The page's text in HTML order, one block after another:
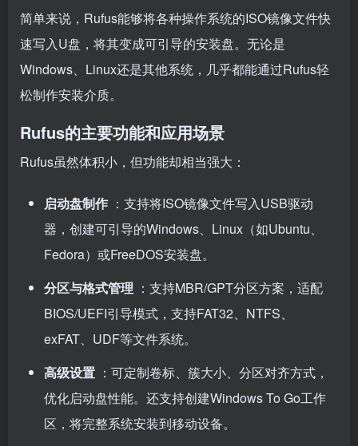
简单来说，Rufus能够将各种操作系统的ISO镜像文件快
速写入U盘，将其变成可引导的安装盘。无论是
Windows、Linux还是其他系统，几乎都能通过Rufus轻
松制作安装介质。
Rufus的主要功能和应用场景
Rufus虽然体积小，但功能却相当强大：
启动盘制作 ：支持将ISO镜像文件写入USB驱动
器，创建可引导的Windows、Linux（如Ubuntu、
Fedora）或FreeDOS安装盘。
分区与格式管理 ：支持MBR/GPT分区方案，适配
BIOS/UEFI引导模式，支持FAT32、NTFS、
exFAT、UDF等文件系统。
高级设置 ：可定制卷标、簇大小、分区对齐方式，
优化启动盘性能。还支持创建Windows To Go工作
区，将完整系统安装到移动设备。